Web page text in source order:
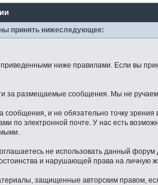
принять нижеследующее:
ниже правилами. Если вы
за размещаемые сообщения. Мы не
сообщения, и не обязательно точку
по электронной почте. У нас есть
не использовать данный
и нарушающей права на
защищенные авторским правом,